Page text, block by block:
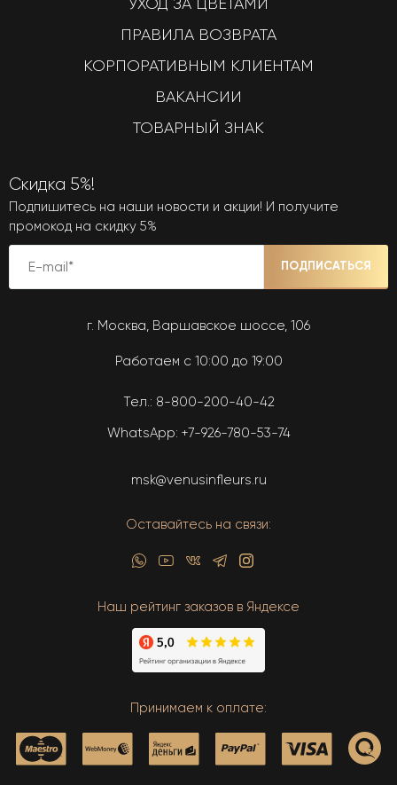
ПРАВИЛА ВОЗВРАТА
КОРПОРАТИВНЫМ КЛИЕНТАМ
ВАКАНСИИ
ТОВАРНЫЙ ЗНАК
Скидка 5%!
Подпишитесь на наши новости и акции! И получите
промокод на скидку 5%
ПОДПИСАТЬСЯ
г. Москва, Варшавское шоссе, 106
Работаем с 10:00 до 19:00
Тел.: 8-800-200-40-42
WhatsApp: +7-926-780-53-74
msk@venusinfleurs.ru
Оставайтесь на связи:
Наш рейтинг заказов в Яндексе
Принимаем к оплате: